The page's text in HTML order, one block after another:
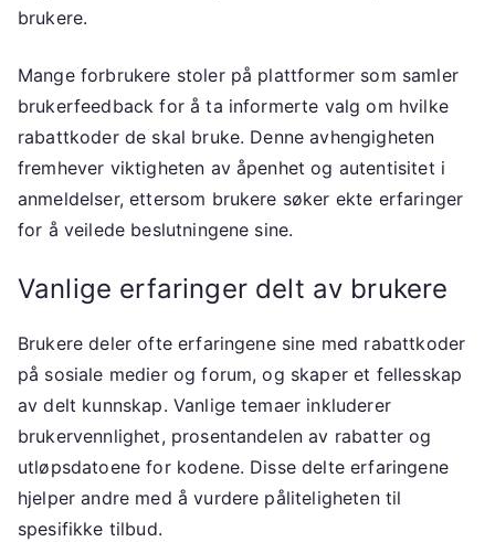
brukere.
Mange forbrukere stoler på plattformer som samler
brukerfeedback for å ta informerte valg om hvilke
rabattkoder de skal bruke. Denne avhengigheten
fremhever viktigheten av åpenhet og autentisitet i
anmeldelser, ettersom brukere søker ekte erfaringer
for å veilede beslutningene sine.
Vanlige erfaringer delt av brukere
Brukere deler ofte erfaringene sine med rabattkoder
på sosiale medier og forum, og skaper et fellesskap
av delt kunnskap. Vanlige temaer inkluderer
brukervennlighet, prosentandelen av rabatter og
utløpsdatoene for kodene. Disse delte erfaringene
hjelper andre med å vurdere påliteligheten til
spesifikke tilbud.